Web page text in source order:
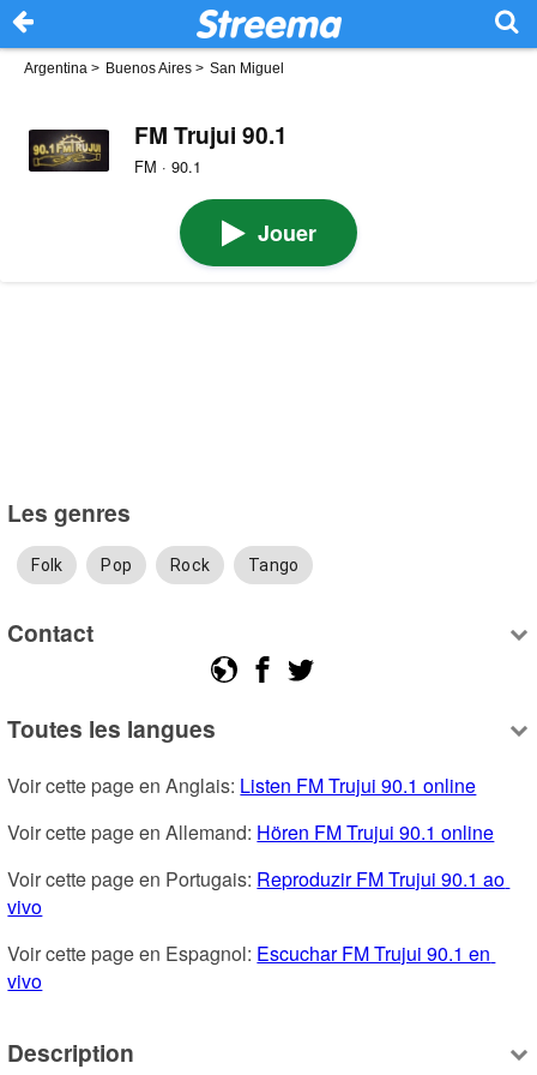
Argentina > Buenos Aires > San Miguel
FM Trujui 90.1
FM · 90.1
Jouer
Les genres
Folk Pop Rock Tango
Contact
Toutes les langues
Voir cette page en Anglais: Listen FM Trujui 90.1 online
Voir cette page en Allemand: Hören FM Trujui 90.1 online
Voir cette page en Portugais: Reproduzir FM Trujui 90.1 ao
vivo
Voir cette page en Espagnol: Escuchar FM Trujui 90.1 en
vivo
Description